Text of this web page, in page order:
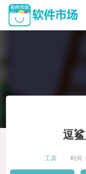
逗
工具 时间